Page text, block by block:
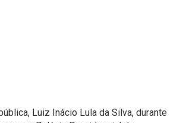
Luiz Inácio Lula da Silva, durante